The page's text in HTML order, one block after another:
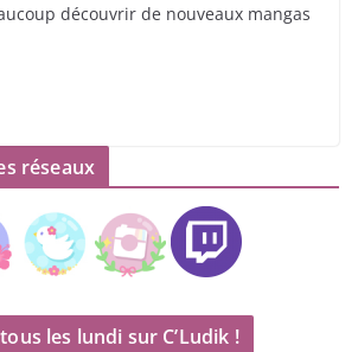
découvrir de nouveaux mangas
réseaux
les lundi sur C’Ludik !